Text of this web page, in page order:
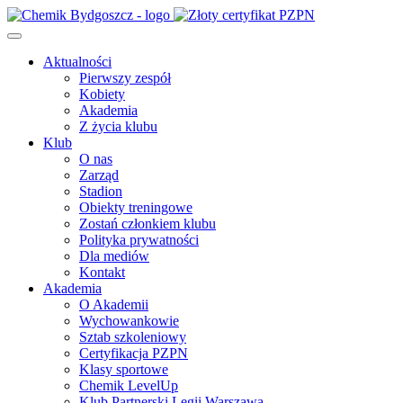
Aktualności
Pierwszy zespół
Kobiety
Akademia
Z życia klubu
Klub
O nas
Zarząd
Stadion
Obiekty treningowe
Zostań członkiem klubu
Polityka prywatności
Dla mediów
Kontakt
Akademia
O Akademii
Wychowankowie
Sztab szkoleniowy
Certyfikacja PZPN
Klasy sportowe
Chemik LevelUp